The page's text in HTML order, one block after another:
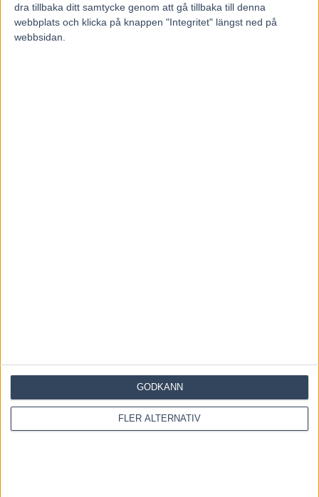
dra tillbaka ditt samtycke genom att gå tillbaka till denna
webbplats och klicka på knappen "Integritet" längst ned på
webbsidan.
FLER ALTERNATIV
GODKÄNN
Francesco Zet får wild card –
jagar tredje raka